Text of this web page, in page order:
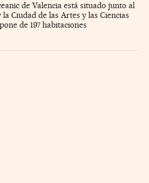
de Valencia está situado junto al
Ciudad de las Artes y las Ciencias
de 197 habitaciones